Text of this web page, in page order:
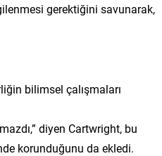
gerektiğini savunarak,
bilimsel çalışmaları
diyen Cartwright, bu
korunduğunu da ekledi.